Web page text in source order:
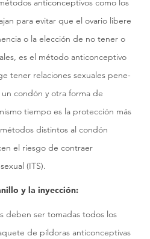
anticonceptivos como los
para evitar que el ovario libere
o la elección de no tener o
es el método anticonceptivo
tener relaciones sexuales pene-
condón y otra forma de
tiempo es la protección más
distintos al condón
el riesgo de contraer
(ITS).
y la inyección:
deben ser tomadas todos los
de píldoras anticonceptivas